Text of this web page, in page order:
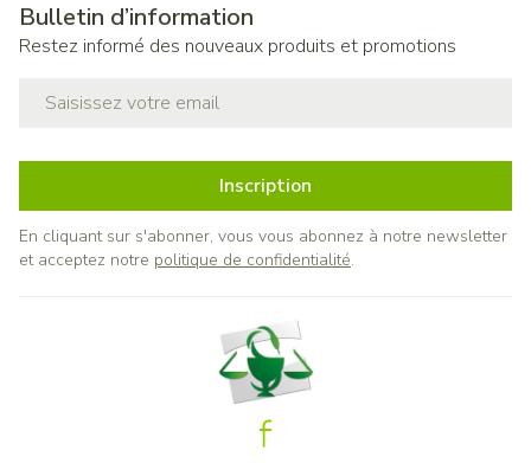
Bulletin d’information
Restez informé des nouveaux produits et promotions
Inscription
En cliquant sur s'abonner, vous vous abonnez à notre newsletter
et acceptez notre politique de confidentialité.